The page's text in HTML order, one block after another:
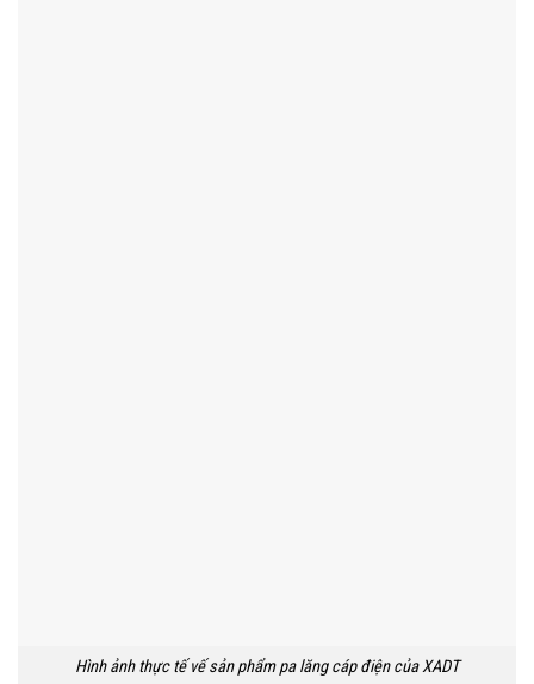
Hình ảnh thực tế vế sản phẩm pa lăng cáp điện của XADT